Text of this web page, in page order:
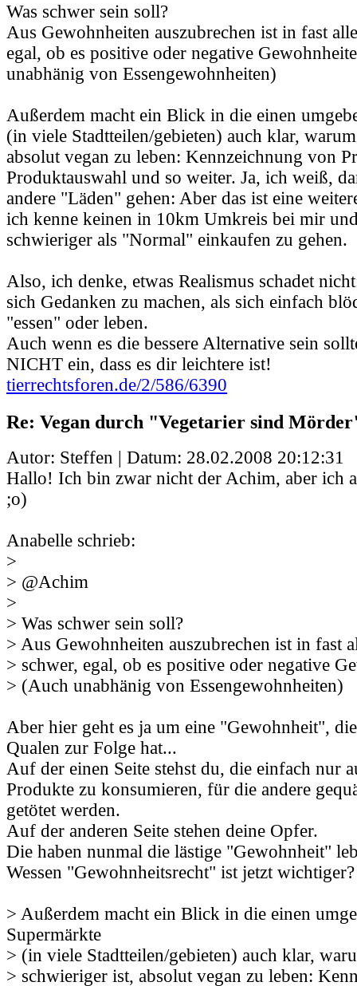
Was schwer sein soll?
Aus Gewohnheiten auszubrechen ist in fast
egal, ob es positive oder negative
unabhänig von Essengewohnheiten)
Außerdem macht ein Blick in die einen
(in viele Stadtteilen/gebieten) auch klar,
absolut vegan zu leben: Kennzeichnung von
Produktauswahl und so weiter. Ja, ich weiß,
andere "Läden" gehen: Aber das ist eine
ich kenne keinen in 10km Umkreis bei mir
schwieriger als "Normal" einkaufen zu gehen.
Also, ich denke, etwas Realismus schadet
sich Gedanken zu machen, als sich einfach
"essen" oder leben.
Auch wenn es die bessere Alternative sein
NICHT ein, dass es dir leichtere ist!
tierrechtsforen.de/2/586/6390
Re: Vegan durch "Vegetarier sind
Autor: Steffen | Datum: 28.02.2008 20:12:31
Hallo! Ich bin zwar nicht der Achim, aber ich
;o)
Anabelle schrieb:
>
> @Achim
>
> Was schwer sein soll?
> Aus Gewohnheiten auszubrechen ist in fast
> schwer, egal, ob es positive oder negative
> (Auch unabhänig von Essengewohnheiten)
Aber hier geht es ja um eine "Gewohnheit",
Qualen zur Folge hat...
Auf der einen Seite stehst du, die einfach nur
Produkte zu konsumieren, für die andere
getötet werden.
Auf der anderen Seite stehen deine Opfer.
Die haben nunmal die lästige "Gewohnheit"
Wessen "Gewohnheitsrecht" ist jetzt wichtiger?
> Außerdem macht ein Blick in die einen
Supermärkte
> (in viele Stadtteilen/gebieten) auch klar,
> schwieriger ist, absolut vegan zu leben: